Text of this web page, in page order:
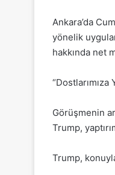
Ankara’da
yönelik
hakkında net
“Dostlarımıza
Görüşmenin
Trump,
Trump,